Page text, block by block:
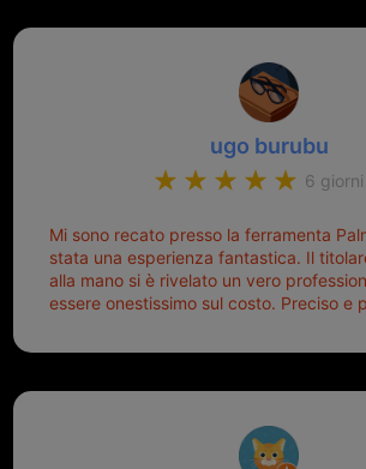
ugo burubu
6
Mi sono recato presso la ferramenta
stata una esperienza fantastica. Il
alla mano si è rivelato un vero
essere onestissimo sul costo. Preciso e